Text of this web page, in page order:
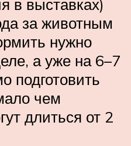
в выставках)
за животным
нужно
а уже на 6–7
подготовить
чем
длиться от 2